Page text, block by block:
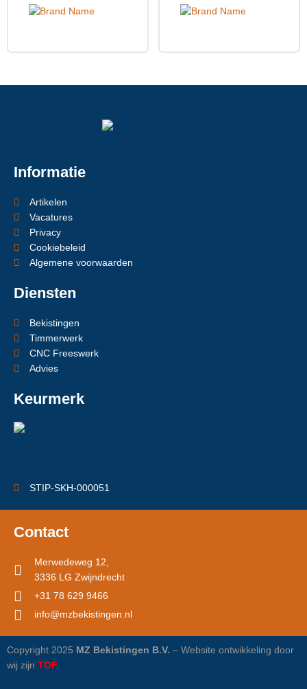
Informatie
Artikelen
Vacatures
Privacy
Cookiebeleid
Algemene voorwaarden
Diensten
Bekistingen
Timmerwerk
CNC Freeswerk
Advies
Keurmerk
STIP-SKH-000051
Contact
Merwedeweg 12,
3336 LG Zwijndrecht
+31 78 629 9466
info@mzbekistingen.nl
Copyright 2025 MZ Bekistingen B.V. – Website ontwikkeling door
wij zijn TOF